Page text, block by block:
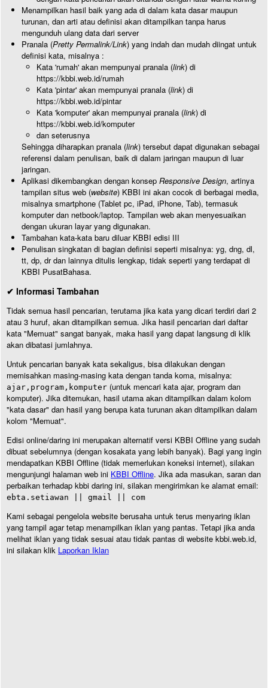
Menampilkan hasil baik yang ada di dalam kata dasar maupun
turunan, dan arti atau definisi akan ditampilkan tanpa harus
mengunduh ulang data dari server
Pranala (Pretty Permalink/Link) yang indah dan mudah diingat untuk
definisi kata, misalnya :
Kata 'rumah' akan mempunyai pranala (link) di
https://kbbi.web.id/rumah
Kata 'pintar' akan mempunyai pranala (link) di
https://kbbi.web.id/pintar
Kata 'komputer' akan mempunyai pranala (link) di
https://kbbi.web.id/komputer
dan seterusnya
Sehingga diharapkan pranala (link) tersebut dapat digunakan sebagai
referensi dalam penulisan, baik di dalam jaringan maupun di luar
jaringan.
Aplikasi dikembangkan dengan konsep Responsive Design, artinya
tampilan situs web (website) KBBI ini akan cocok di berbagai media,
misalnya smartphone (Tablet pc, iPad, iPhone, Tab), termasuk
komputer dan netbook/laptop. Tampilan web akan menyesuaikan
dengan ukuran layar yang digunakan.
Tambahan kata-kata baru diluar KBBI edisi III
Penulisan singkatan di bagian definisi seperti misalnya: yg, dng, dl,
tt, dp, dr dan lainnya ditulis lengkap, tidak seperti yang terdapat di
KBBI PusatBahasa.
✔ Informasi Tambahan
Tidak semua hasil pencarian, terutama jika kata yang dicari terdiri dari 2
atau 3 huruf, akan ditampilkan semua. Jika hasil pencarian dari daftar
kata "Memuat" sangat banyak, maka hasil yang dapat langsung di klik
akan dibatasi jumlahnya.
Untuk pencarian banyak kata sekaligus, bisa dilakukan dengan
memisahkan masing-masing kata dengan tanda koma, misalnya:
ajar,program,komputer (untuk mencari kata ajar, program dan
komputer). Jika ditemukan, hasil utama akan ditampilkan dalam kolom
"kata dasar" dan hasil yang berupa kata turunan akan ditampilkan dalam
kolom "Memuat".
Edisi online/daring ini merupakan alternatif versi KBBI Offline yang sudah
dibuat sebelumnya (dengan kosakata yang lebih banyak). Bagi yang ingin
mendapatkan KBBI Offline (tidak memerlukan koneksi internet), silakan
mengunjungi halaman web ini KBBI Offline. Jika ada masukan, saran dan
perbaikan terhadap kbbi daring ini, silakan mengirimkan ke alamat email:
ebta.setiawan || gmail || com
Kami sebagai pengelola website berusaha untuk terus menyaring iklan
yang tampil agar tetap menampilkan iklan yang pantas. Tetapi jika anda
melihat iklan yang tidak sesuai atau tidak pantas di website kbbi.web.id,
ini silakan klik Laporkan Iklan